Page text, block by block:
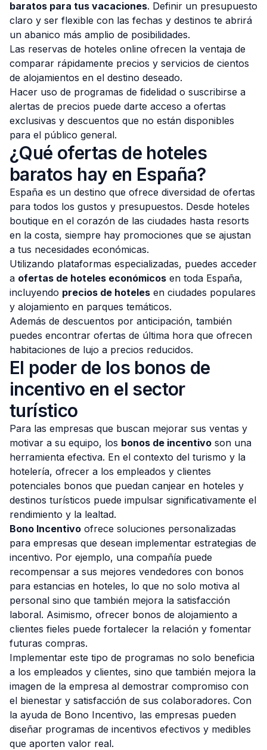
baratos para tus vacaciones. Definir un presupuesto
claro y ser flexible con las fechas y destinos te abrirá
un abanico más amplio de posibilidades.
Las reservas de hoteles online ofrecen la ventaja de
comparar rápidamente precios y servicios de cientos
de alojamientos en el destino deseado.
Hacer uso de programas de fidelidad o suscribirse a
alertas de precios puede darte acceso a ofertas
exclusivas y descuentos que no están disponibles
para el público general.
¿Qué ofertas de hoteles
baratos hay en España?
España es un destino que ofrece diversidad de ofertas
para todos los gustos y presupuestos. Desde hoteles
boutique en el corazón de las ciudades hasta resorts
en la costa, siempre hay promociones que se ajustan
a tus necesidades económicas.
Utilizando plataformas especializadas, puedes acceder
a ofertas de hoteles económicos en toda España,
incluyendo precios de hoteles en ciudades populares
y alojamiento en parques temáticos.
Además de descuentos por anticipación, también
puedes encontrar ofertas de última hora que ofrecen
habitaciones de lujo a precios reducidos.
El poder de los bonos de
incentivo en el sector
turístico
Para las empresas que buscan mejorar sus ventas y
motivar a su equipo, los bonos de incentivo son una
herramienta efectiva. En el contexto del turismo y la
hotelería, ofrecer a los empleados y clientes
potenciales bonos que puedan canjear en hoteles y
destinos turísticos puede impulsar significativamente el
rendimiento y la lealtad.
Bono Incentivo ofrece soluciones personalizadas
para empresas que desean implementar estrategias de
incentivo. Por ejemplo, una compañía puede
recompensar a sus mejores vendedores con bonos
para estancias en hoteles, lo que no solo motiva al
personal sino que también mejora la satisfacción
laboral. Asimismo, ofrecer bonos de alojamiento a
clientes fieles puede fortalecer la relación y fomentar
futuras compras.
Implementar este tipo de programas no solo beneficia
a los empleados y clientes, sino que también mejora la
imagen de la empresa al demostrar compromiso con
el bienestar y satisfacción de sus colaboradores. Con
la ayuda de Bono Incentivo, las empresas pueden
diseñar programas de incentivos efectivos y medibles
que aporten valor real.